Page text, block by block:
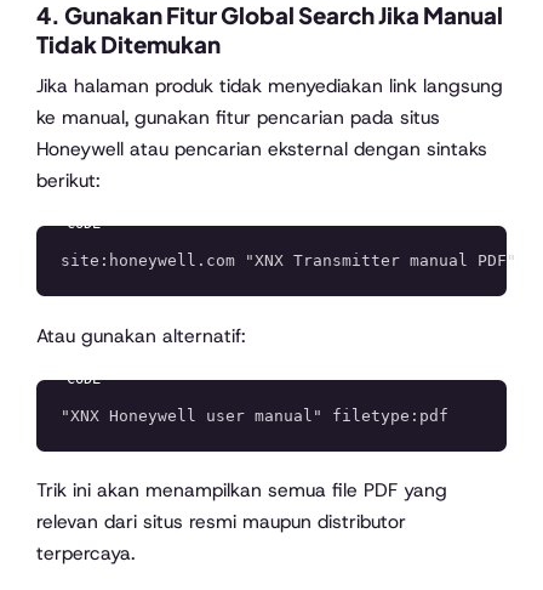
4. Gunakan Fitur Global Search Jika Manual
Tidak Ditemukan
Jika halaman produk tidak menyediakan link langsung
ke manual, gunakan fitur pencarian pada situs
Honeywell atau pencarian eksternal dengan sintaks
berikut:
Atau gunakan alternatif:
Trik ini akan menampilkan semua file PDF yang
relevan dari situs resmi maupun distributor
terpercaya.